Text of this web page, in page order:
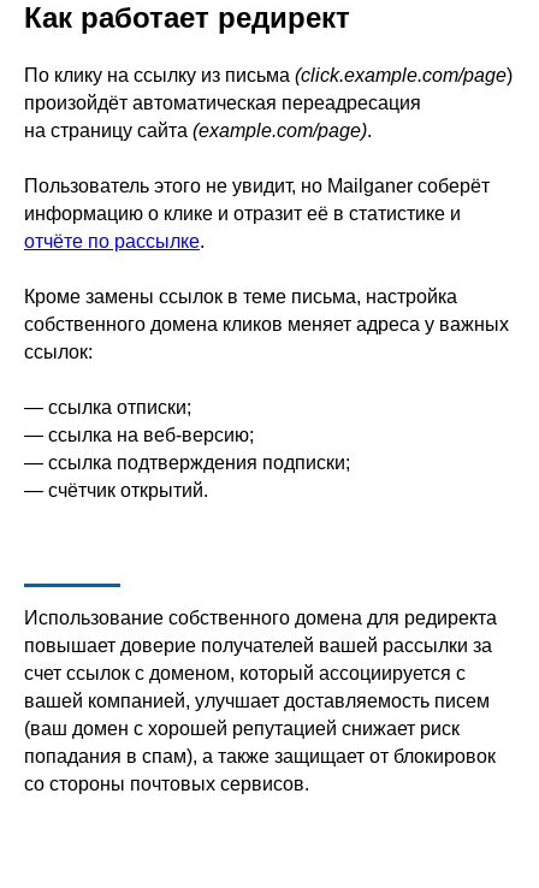
Как работает редирект
По клику на ссылку из письма (click.example.com/page)
произойдёт автоматическая переадресация
на страницу сайта (example.com/page).
Пользователь этого не увидит, но Mailganer соберёт
информацию о клике и отразит её в статистике и
отчёте по рассылке.
Кроме замены ссылок в теме письма, настройка
собственного домена кликов меняет адреса у важных
ссылок:
— ссылка отписки;
— ссылка на веб-версию;
— ссылка подтверждения подписки;
— счётчик открытий.
Использование собственного домена для редиректа
повышает доверие получателей вашей рассылки за
счет ссылок с доменом, который ассоциируется с
вашей компанией, улучшает доставляемость писем
(ваш домен с хорошей репутацией снижает риск
попадания в спам), а также защищает от блокировок
со стороны почтовых сервисов.